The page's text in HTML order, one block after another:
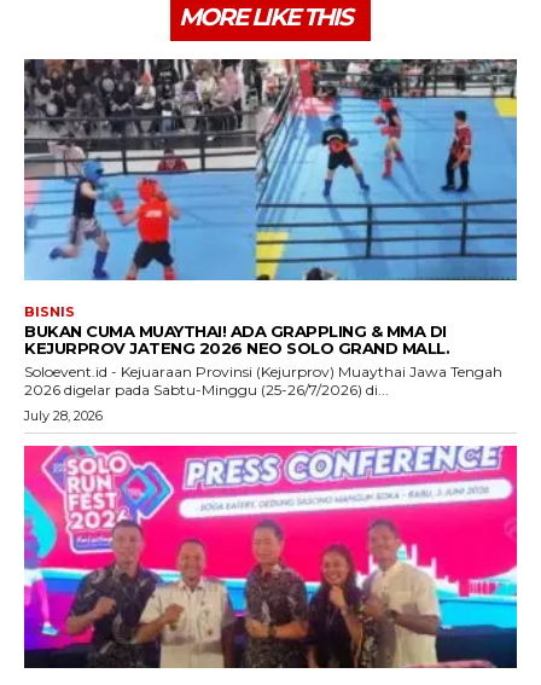
MORE LIKE THIS
BISNIS
BUKAN CUMA MUAYTHAI! ADA GRAPPLING & MMA DI
KEJURPROV JATENG 2026 NEO SOLO GRAND MALL.
Soloevent.id - Kejuaraan Provinsi (Kejurprov) Muaythai Jawa Tengah
2026 digelar pada Sabtu-Minggu (25-26/7/2026) di...
July 28, 2026